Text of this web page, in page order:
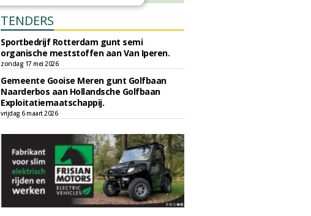
TENDERS
Sportbedrijf Rotterdam gunt semi
organische meststoffen aan Van Iperen.
zondag 17 mei 2026
Gemeente Gooise Meren gunt Golfbaan
Naarderbos aan Hollandsche Golfbaan
Exploitatiemaatschappij.
vrijdag 6 maart 2026